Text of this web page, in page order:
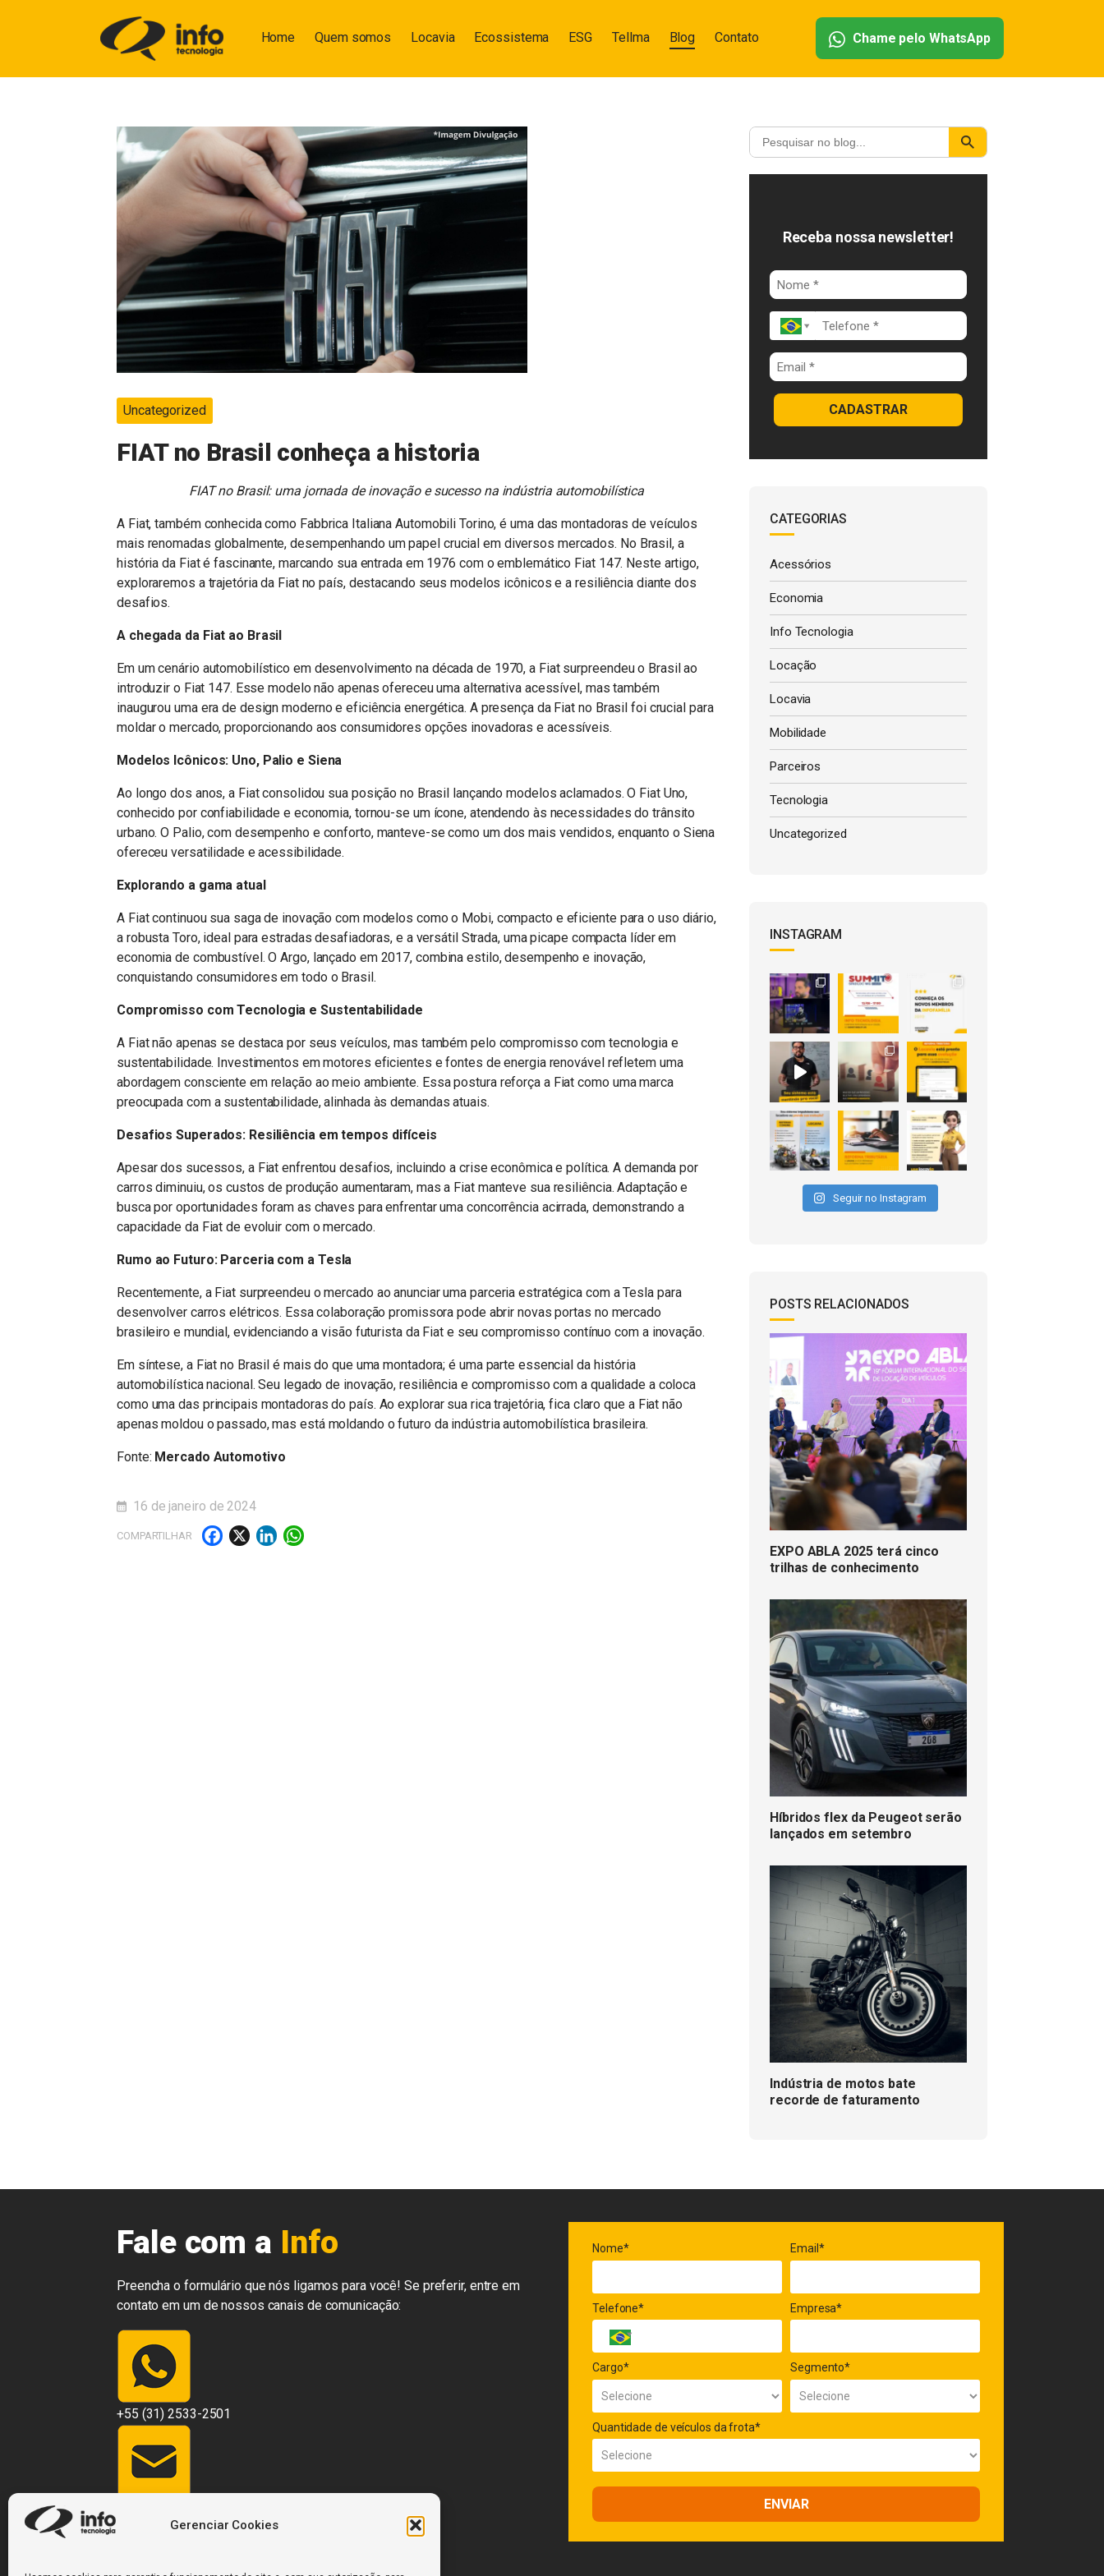
Gerenciar Cookies
Home Quem somos Locavia Ecossistema ESG Tellma Blog Contato Chame pelo WhatsApp
Uncategorized
FIAT no Brasil conheça a historia
FIAT no Brasil: uma jornada de inovação e sucesso na indústria automobilística
A Fiat, também conhecida como Fabbrica Italiana Automobili Torino, é uma das montadoras de veículos
mais renomadas globalmente, desempenhando um papel crucial em diversos mercados. No Brasil, a
história da Fiat é fascinante, marcando sua entrada em 1976 com o emblemático Fiat 147. Neste artigo,
exploraremos a trajetória da Fiat no país, destacando seus modelos icônicos e a resiliência diante dos
desafios.
A chegada da Fiat ao Brasil
Em um cenário automobilístico em desenvolvimento na década de 1970, a Fiat surpreendeu o Brasil ao
introduzir o Fiat 147. Esse modelo não apenas ofereceu uma alternativa acessível, mas também
inaugurou uma era de design moderno e eficiência energética. A presença da Fiat no Brasil foi crucial para
moldar o mercado, proporcionando aos consumidores opções inovadoras e acessíveis.
Modelos Icônicos: Uno, Palio e Siena
Ao longo dos anos, a Fiat consolidou sua posição no Brasil lançando modelos aclamados. O Fiat Uno,
conhecido por confiabilidade e economia, tornou-se um ícone, atendendo às necessidades do trânsito
urbano. O Palio, com desempenho e conforto, manteve-se como um dos mais vendidos, enquanto o Siena
ofereceu versatilidade e acessibilidade.
Explorando a gama atual
A Fiat continuou sua saga de inovação com modelos como o Mobi, compacto e eficiente para o uso diário,
a robusta Toro, ideal para estradas desafiadoras, e a versátil Strada, uma picape compacta líder em
economia de combustível. O Argo, lançado em 2017, combina estilo, desempenho e inovação,
conquistando consumidores em todo o Brasil.
Compromisso com Tecnologia e Sustentabilidade
A Fiat não apenas se destaca por seus veículos, mas também pelo compromisso com tecnologia e
sustentabilidade. Investimentos em motores eficientes e fontes de energia renovável refletem uma
abordagem consciente em relação ao meio ambiente. Essa postura reforça a Fiat como uma marca
preocupada com a sustentabilidade, alinhada às demandas atuais.
Desafios Superados: Resiliência em tempos difíceis
Apesar dos sucessos, a Fiat enfrentou desafios, incluindo a crise econômica e política. A demanda por
carros diminuiu, os custos de produção aumentaram, mas a Fiat manteve sua resiliência. Adaptação e
busca por oportunidades foram as chaves para enfrentar uma concorrência acirrada, demonstrando a
capacidade da Fiat de evoluir com o mercado.
Rumo ao Futuro: Parceria com a Tesla
Recentemente, a Fiat surpreendeu o mercado ao anunciar uma parceria estratégica com a Tesla para
desenvolver carros elétricos. Essa colaboração promissora pode abrir novas portas no mercado
brasileiro e mundial, evidenciando a visão futurista da Fiat e seu compromisso contínuo com a inovação.
Em síntese, a Fiat no Brasil é mais do que uma montadora; é uma parte essencial da história
automobilística nacional. Seu legado de inovação, resiliência e compromisso com a qualidade a coloca
como uma das principais montadoras do país. Ao explorar sua rica trajetória, fica claro que a Fiat não
apenas moldou o passado, mas está moldando o futuro da indústria automobilística brasileira.
Fonte: Mercado Automotivo
16 de janeiro de 2024
COMPARTILHAR Facebook
X LinkedIn
WhatsApp
Receba nossa newsletter!
CADASTRAR
CATEGORIAS
Acessórios
Economia
Info Tecnologia
Locação
Locavia
Mobilidade
Parceiros
Tecnologia
Uncategorized
INSTAGRAM
Seguir no Instagram
POSTS RELACIONADOS
EXPO ABLA 2025 terá cinco
trilhas de conhecimento
Híbridos flex da Peugeot serão
lançados em setembro
Indústria de motos bate
recorde de faturamento
Fale com a Info
Preencha o formulário que nós ligamos para você! Se preferir, entre em
contato em um de nossos canais de comunicação:
+55 (31) 2533-2501
Nome* Email*
Telefone* Empresa*
Cargo* Segmento*
Quantidade de veículos da frota*
ENVIAR